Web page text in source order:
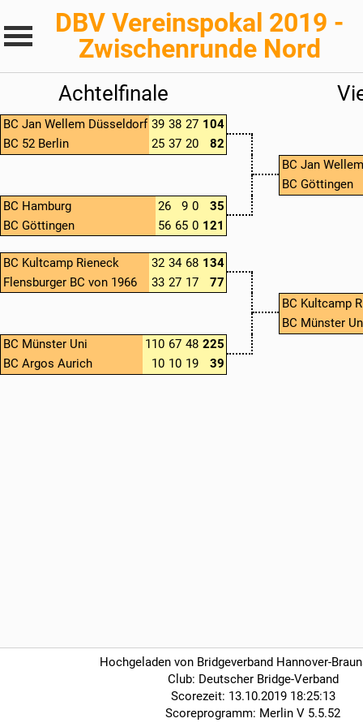
DBV Vereinspokal 2019 -
Zwischenrunde Nord
Achtelfinale
BC Jan Wellem Düsseldorf
BC 52 Berlin
39
25
38
37
27
20
104
82
BC Hamburg
BC Göttingen
26
56
9
65
0
0
35
121
BC Kultcamp Rieneck
Flensburger BC von 1966
32
33
34
27
68
17
134
77
BC Münster Uni
BC Argos Aurich
110
10
67
10
48
19
225
39
BC Jan
BC Göttingen
BC Kultcamp
BC Münster
Hochgeladen von Bridgeverband Hannover-
Club: Deutscher Bridge-Verband
Scorezeit: 13.10.2019 18:25:13
Scoreprogramm: Merlin V 5.5.52